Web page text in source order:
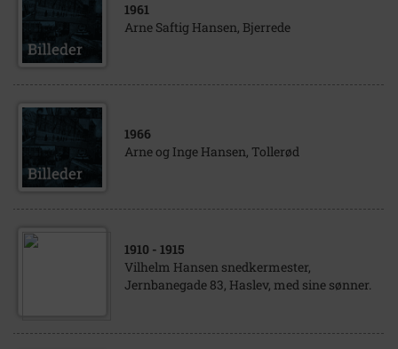
1961
Arne Saftig Hansen, Bjerrede
1966
Arne og Inge Hansen, Tollerød
1910 - 1915
Vilhelm Hansen snedkermester,
Jernbanegade 83, Haslev, med sine sønner.